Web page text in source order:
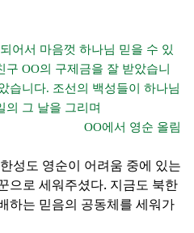
어서 마음껏 하나님 믿을 수 있
OO의 구제금을 잘 받았습니
습니다. 조선의 백성들이 하나님
의 그 날을 그리며
OO에서 영순 올림
성도 영순이 어려움 중에 있는
으로 세워주셨다. 지금도 북한
하는 믿음의 공동체를 세워가